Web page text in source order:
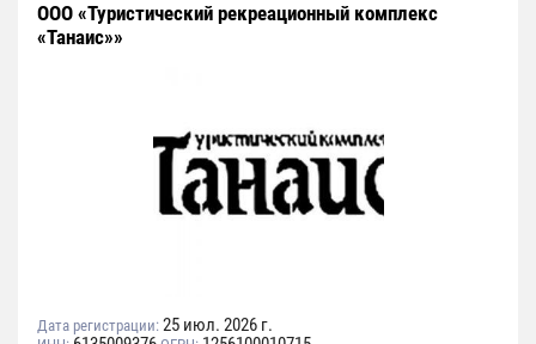
ООО «Туристический рекреационный комплекс
«Танаис»»
Дата регистрации: 25 июл. 2026 г.